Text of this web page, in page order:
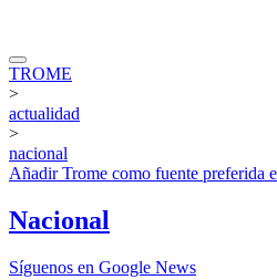
TROME
>
actualidad
>
nacional
AñadirTrome como fuente preferida
Nacional
Síguenos en Google News